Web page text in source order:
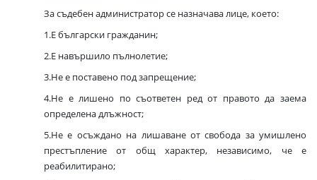
За съдебен администратор се назначава лице, което:
1.Е български гражданин;
2.Е навършило пълнолетие;
3.Не е поставено под запрещение;
4.Не е лишено по съответен ред от правото да заема
определена длъжност;
5.Не е осъждано на лишаване от свобода за умишлено
престъпление от общ характер, независимо, че е
реабилитирано;